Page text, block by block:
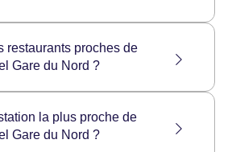
: La Maison de
Saint Martin, Jardin
restaurants proches de
Gare du Nord ?
: Terminus Nord, Aux
Restaurant Saravanaa
la plus proche de
Gare du Nord ?